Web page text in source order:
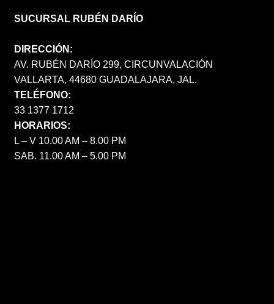
SUCURSAL RUBÉN DARÍO
DIRECCIÓN:
AV. RUBÉN DARÍO 299, CIRCUNVALACIÓN
VALLARTA, 44680 GUADALAJARA, JAL.
TELÉFONO:
33 1377 1712
HORARIOS:
L – V 10.00 AM – 8.00 PM
SAB. 11.00 AM – 5.00 PM